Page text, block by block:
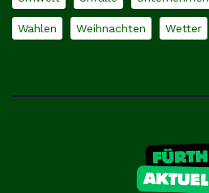
Wahlen Weihnachten Wetter